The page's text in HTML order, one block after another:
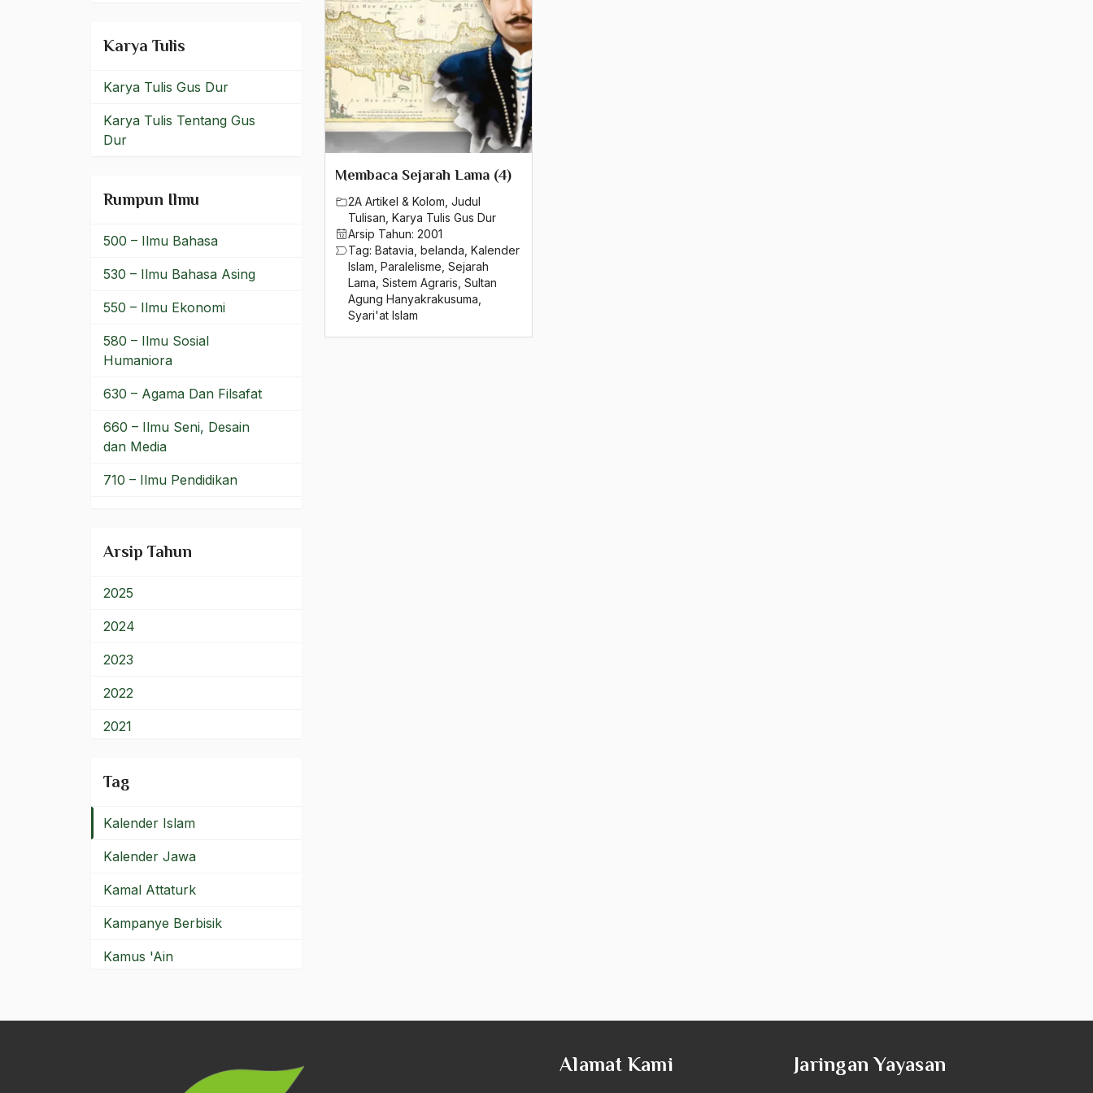
Membaca Sejarah Lama (4)
2A Artikel & Kolom Judul
Tulisan Karya Tulis Gus Dur
Arsip Tahun: 2001
Tag: Batavia belanda Kalender
Islam Paralelisme Sejarah
Lama Sistem Agraris Sultan
Agung Hanyakrakusuma
Syari'at Islam
Karya Tulis
Karya Tulis Gus Dur
Karya Tulis Tentang Gus
Dur
Rumpun Ilmu
500 – Ilmu Bahasa
530 – Ilmu Bahasa Asing
550 – Ilmu Ekonomi
580 – Ilmu Sosial
Humaniora
630 – Agama Dan Filsafat
660 – Ilmu Seni, Desain
dan Media
710 – Ilmu Pendidikan
Arsip Tahun
2025
2024
2023
2022
2021
2019
2018
2017
2016
2015
2014
Tag
K.H. Achmad Siddiq
K.H. Drs. Hasyim Muzadi
K.H. hasyim Asy’ari
K.H. Miftah
K.H. Zainul Arifin
K.H.A. Wahab Hasbullah
Kabinet
Kabinet Hatta
Kabinet Indonesia Bersatu
Kaderisasi NU
Kahar Mudzakir
kahar muzakar
Kaidah Hukum Islam
Kain Ulos
Kairo
kajian wilayah
Kalender Islam
Kalender Jawa
Kamal Attaturk
Kampanye Berbisik
Kamus 'Ain
Kapel Rothko
Kapitalisme Internasional
Alamat Kami Jaringan Yayasan